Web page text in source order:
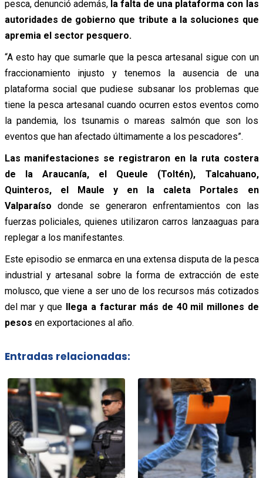
pesca, denunció además, la falta de una plataforma con las
autoridades de gobierno que tribute a la soluciones que
apremia el sector pesquero.
“A esto hay que sumarle que la pesca artesanal sigue con un
fraccionamiento injusto y tenemos la ausencia de una
plataforma social que pudiese subsanar los problemas que
tiene la pesca artesanal cuando ocurren estos eventos como
la pandemia, los tsunamis o mareas salmón que son los
eventos que han afectado últimamente a los pescadores”.
Las manifestaciones se registraron en la ruta costera
de la Araucanía, el Queule (Toltén), Talcahuano,
Quinteros, el Maule y en la caleta Portales en
Valparaíso donde se generaron enfrentamientos con las
fuerzas policiales, quienes utilizaron carros lanzaaguas para
replegar a los manifestantes.
Este episodio se enmarca en una extensa disputa de la pesca
industrial y artesanal sobre la forma de extracción de este
molusco, que viene a ser uno de los recursos más cotizados
del mar y que llega a facturar más de 40 mil millones de
pesos en exportaciones al año.
Entradas relacionadas: